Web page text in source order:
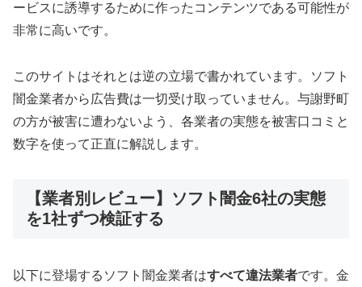
ービスに誘導するために作ったコンテンツである可能性が
非常に高いです。
このサイトはそれとは逆の立場で書かれています。ソフト
闇金業者から広告費は一切受け取っていません。与謝野町
の方が被害に遭わないよう、各業者の実態を被害口コミと
数字を使って正直に解説します。
【業者別レビュー】ソフト闇金6社の実態
を1社ずつ検証する
以下に登場するソフト闇金業者はすべて違法業者です。金